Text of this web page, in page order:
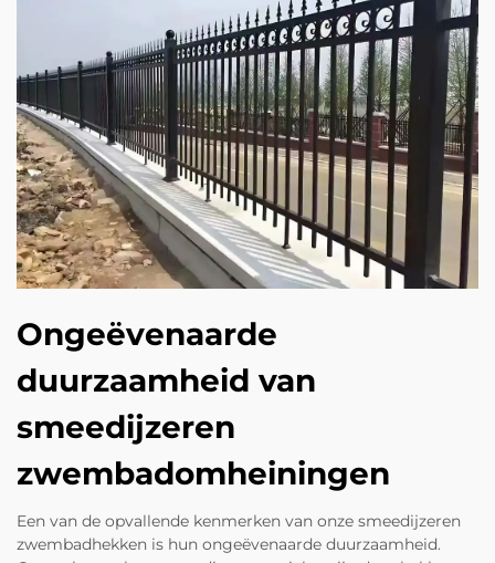
Ongeëvenaarde
duurzaamheid van
smeedijzeren
zwembadomheiningen
Een van de opvallende kenmerken van onze smeedijzeren
zwembadhekken is hun ongeëvenaarde duurzaamheid.